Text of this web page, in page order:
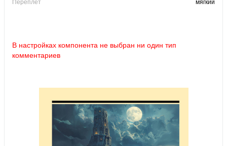
В настройках компонента не выбран ни один тип
комментариев